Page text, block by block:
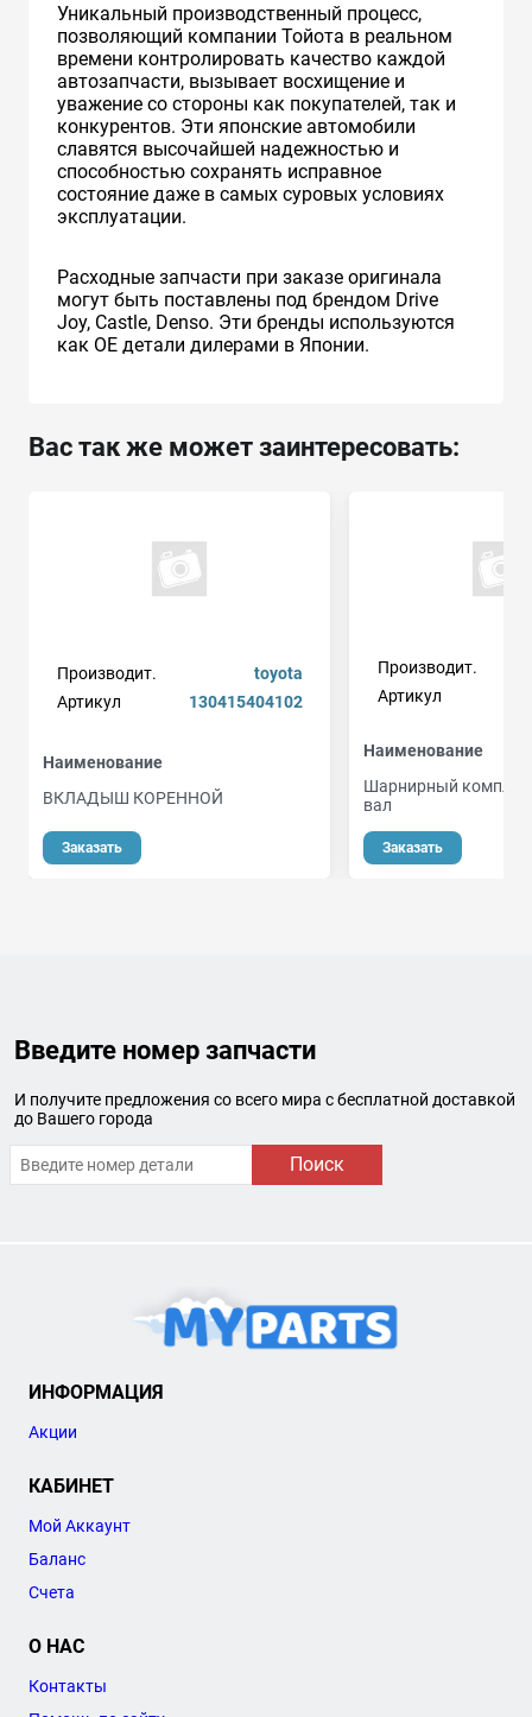
Уникальный производственный процесс,
позволяющий компании Тойота в реальном
времени контролировать качество каждой
автозапчасти, вызывает восхищение и
уважение со стороны как покупателей, так и
конкурентов. Эти японские автомобили
славятся высочайшей надежностью и
способностью сохранять исправное
состояние даже в самых суровых условиях
эксплуатации.
Расходные запчасти при заказе оригинала
могут быть поставлены под брендом Drive
Joy, Castle, Denso. Эти бренды используются
как ОЕ детали дилерами в Японии.
Вас так же может заинтересовать:
Производит.
toyota
Артикул
130415404102
Наименование
ВКЛАДЫШ КОРЕННОЙ
Заказать
Производит.
Артикул
Наименование
Шарнирный
вал
Заказать
Введите номер запчасти
И получите предложения со всего мира с бесплатной доставкой
до Вашего города
Поиск
ИНФОРМАЦИЯ
Акции
КАБИНЕТ
Мой Аккаунт
Баланс
Счета
О НАС
Контакты